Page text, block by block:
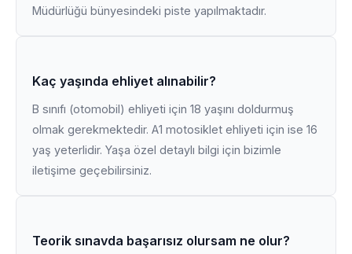
Müdürlüğü bünyesindeki piste yapılmaktadır.
Kaç yaşında ehliyet alınabilir?
B sınıfı (otomobil) ehliyeti için 18 yaşını doldurmuş
olmak gerekmektedir. A1 motosiklet ehliyeti için ise 16
yaş yeterlidir. Yaşa özel detaylı bilgi için bizimle
iletişime geçebilirsiniz.
Teorik sınavda başarısız olursam ne olur?